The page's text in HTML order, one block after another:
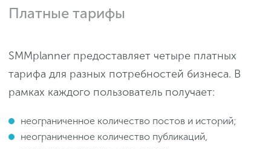
Платные тарифы
SMMplanner предоставляет четыре платных
тарифа для разных потребностей бизнеса. В
рамках каждого пользователь получает:
неограниченное количество постов и историй;
неограниченное количество публикаций,